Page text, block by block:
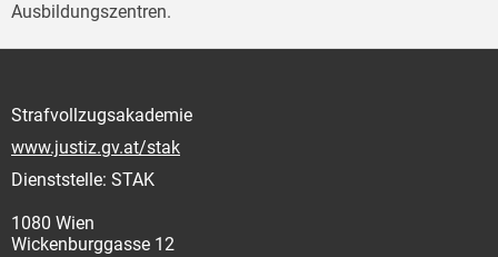
Ausbildungszentren.
Strafvollzugsakademie
www.justiz.gv.at/stak
Dienststelle: STAK
1080 Wien
Wickenburggasse 12